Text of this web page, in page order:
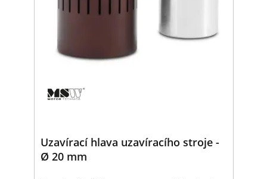
Uzavírací hlava uzavíracího stroje -
Ø 20 mm